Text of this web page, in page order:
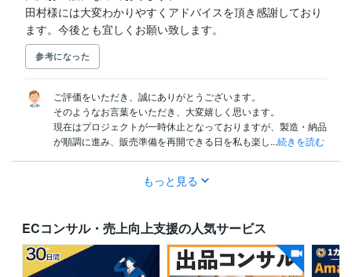
田村様には大変わかりやすくアドバイスを頂き感謝しており
ます。今後とも宜しくお願い致します。
参考になった
ご評価をいただき、誠にありがとうございます。
そのようなお言葉をいただき、大変嬉しく思います。
現在はプロジェクトが一時休止となっておりますが、製造・納品
が順調に進み、販売準備を再開できる日を私も楽し...続きを読む
もっと見る
ECコンサル・売上向上支援の人気サービス